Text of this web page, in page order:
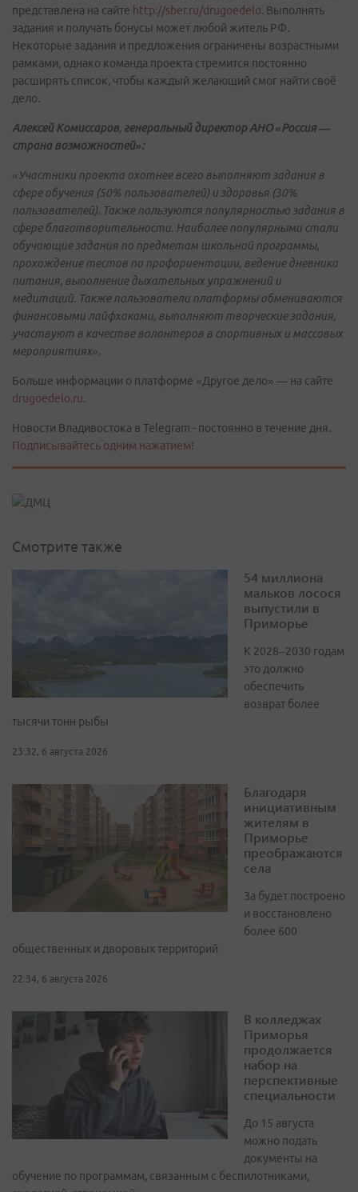
представлена на сайте http://sber.ru/drugoedelo. Выполнять
задания и получать бонусы может любой житель РФ.
Некоторые задания и предложения ограничены возрастными
рамками, однако команда проекта стремится постоянно
расширять список, чтобы каждый желающий смог найти своё
дело.
Алексей Комиссаров, генеральный директор АНО «Россия —
страна возможностей»:
«Участники проекта охотнее всего выполняют задания в
сфере обучения (50% пользователей) и здоровья (30%
пользователей). Также пользуются популярностью задания в
сфере благотворительности. Наиболее популярными стали
обучающие задания по предметам школьной программы,
прохождение тестов по профориентации, ведение дневника
питания, выполнение дыхательных упражнений и
медитаций. Также пользователи платформы обмениваются
финансовыми лайфхаками, выполняют творческие задания,
участвуют в качестве волонтеров в спортивных и массовых
мероприятиях».
Больше информации о платформе «Другое дело» — на сайте
drugoedelo.ru.
Новости Владивостока в Telegram - постоянно в течение дня.
Подписывайтесь одним нажатием!
Смотрите также
54 миллиона
мальков лосося
выпустили в
Приморье
К 2028–2030 годам
это должно
обеспечить
возврат более
тысячи тонн рыбы
23:32, 6 августа 2026
Благодаря
инициативным
жителям в
Приморье
преображаются
села
За будет построено
и восстановлено
более 600
общественных и дворовых территорий
22:34, 6 августа 2026
В колледжах
Приморья
продолжается
набор на
перспективные
специальности
До 15 августа
можно подать
документы на
обучение по программам, связанным с беспилотниками,